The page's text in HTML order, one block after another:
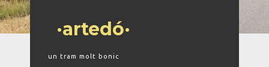
·artedó·
un tram molt bonic